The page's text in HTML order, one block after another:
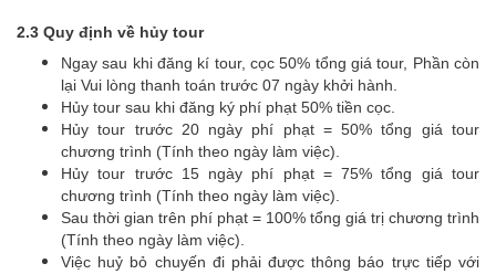
2.3 Quy định về hủy tour
Ngay sau khi đăng kí tour, cọc 50% tổng giá tour, Phần còn
lại Vui lòng thanh toán trước 07 ngày khởi hành.
Hủy tour sau khi đăng ký phí phạt 50% tiền cọc.
Hủy tour trước 20 ngày phí phạt = 50% tổng giá tour
chương trình (Tính theo ngày làm việc).
Hủy tour trước 15 ngày phí phạt = 75% tổng giá tour
chương trình (Tính theo ngày làm việc).
Sau thời gian trên phí phạt = 100% tổng giá trị chương trình
(Tính theo ngày làm việc).
Việc huỷ bỏ chuyến đi phải được thông báo trực tiếp với